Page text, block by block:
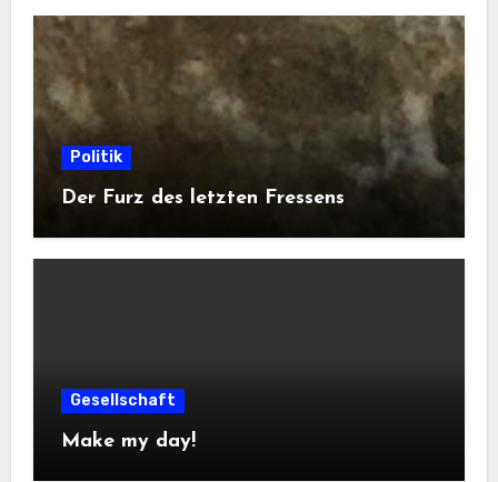
Politik
Der Furz des letzten Fressens
Gesellschaft
Make my day!